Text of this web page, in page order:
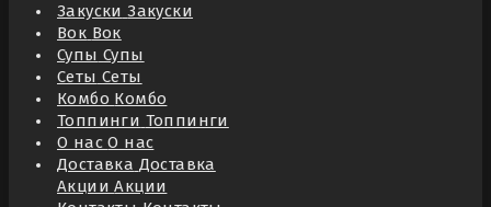
Закуски Закуски
Вок Вок
Супы Супы
Сеты Сеты
Комбо Комбо
Топпинги Топпинги
О нас О нас
Доставка Доставка
Акции Акции